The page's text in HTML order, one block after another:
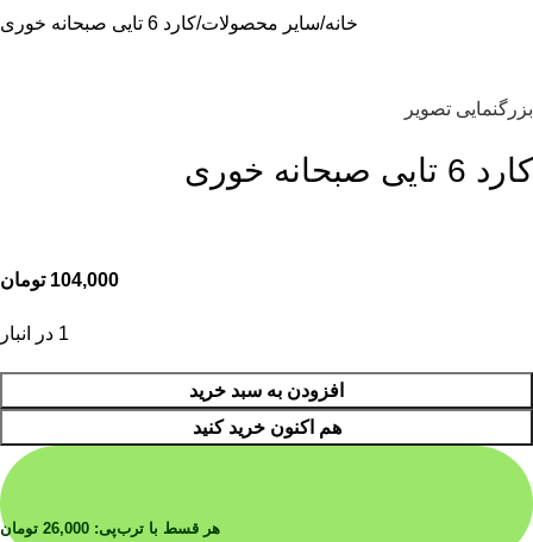
خانه سایر محصولات کارد 6 تایی صبحانه خوری
بزرگنمایی تصویر
کارد 6 تایی صبحانه خوری
104,000 تومان
1 در انبار
افزودن به سبد خرید
هم اکنون خرید کنید
هر قسط با ترب‌پی: 26,000 تومان